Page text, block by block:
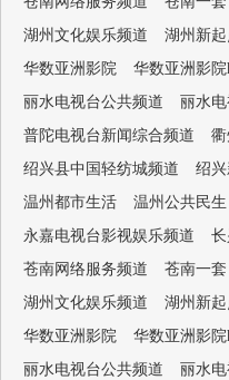
湖州文化娱乐频道
湖州新
华数亚洲影院
华数亚洲影院
丽水电视台公共频道
丽水
普陀电视台新闻综合频道
绍兴县中国轻纺城频道
绍
温州都市生活
温州公共民生
永嘉电视台影视娱乐频道
苍南网络服务频道
苍南一套
湖州文化娱乐频道
湖州新
华数亚洲影院
华数亚洲影院
丽水电视台公共频道
丽水